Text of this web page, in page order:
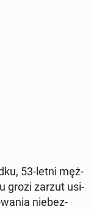
53-letni męż­
grozi zarzut usi­
nie­bez­